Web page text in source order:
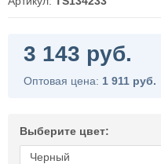
3 143 руб.
Оптовая цена: 1 911 руб.
Выберите цвет: